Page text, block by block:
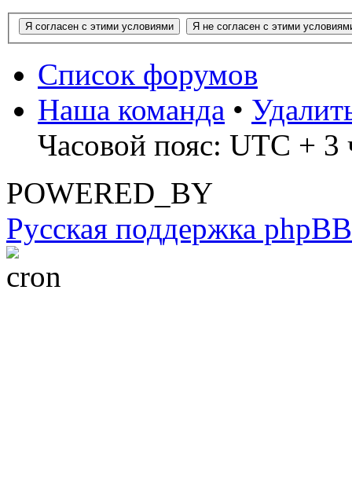
Список форумов
Наша команда •
Часовой пояс: UTC + 3
POWERED_BY
Русская поддержка phpBB